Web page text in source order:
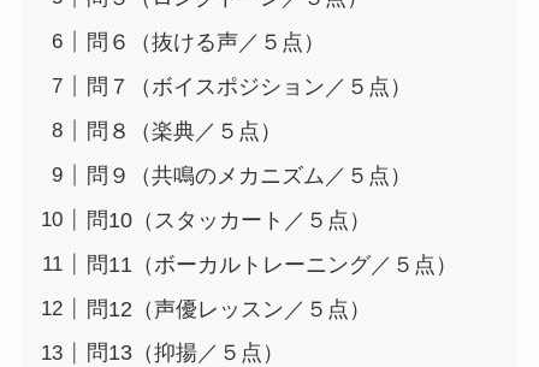
よくあるご質問
取材・講演などのご依頼
お問合せ
問６（抜ける声／５点）
問７（ボイスポジション／５点）
問８（楽典／５点）
問９（共鳴のメカニズム／５点）
問10（スタッカート／５点）
問11（ボーカルトレーニング／５点）
問12（声優レッスン／５点）
問13（抑揚／５点）